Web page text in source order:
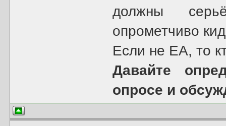
должны
опрометчиво
Если не ЕА, то
Давайте
опросе и